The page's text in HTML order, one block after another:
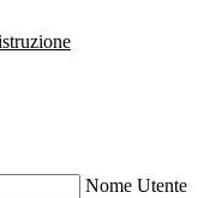
Nome Utente